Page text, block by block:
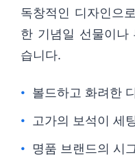
독창적인 디자인으
한 기념일 선물이나
습니다.
볼드하고 화려한
고가의 보석이 세
명품 브랜드의 시